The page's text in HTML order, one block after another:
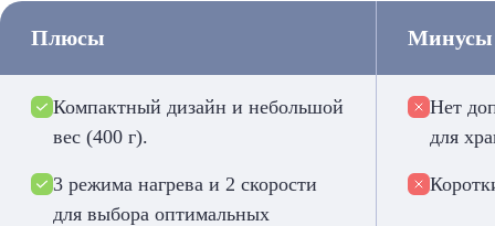
Плюсы
Компактный дизайн и небольшой
вес (400 г).
3 режима нагрева и 2 скорости
для выбора оптимальных
Минусы
Нет
для